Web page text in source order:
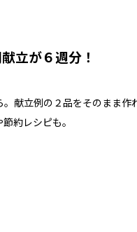
立が６週分！
献立例の２品をそのまま作
約レシピも。